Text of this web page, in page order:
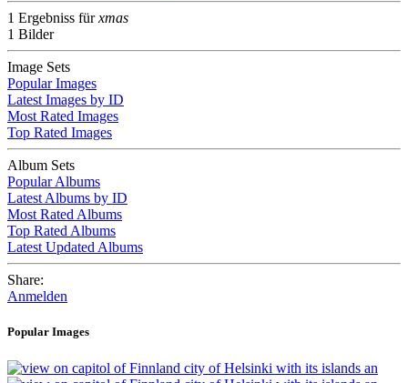
1 Ergebniss fürxmas
1 Bilder
Image Sets
Popular Images
Latest Images by ID
Most Rated Images
Top Rated Images
Album Sets
Popular Albums
Latest Albums by ID
Most Rated Albums
Top Rated Albums
Latest Updated Albums
Share:
Anmelden
Popular Images